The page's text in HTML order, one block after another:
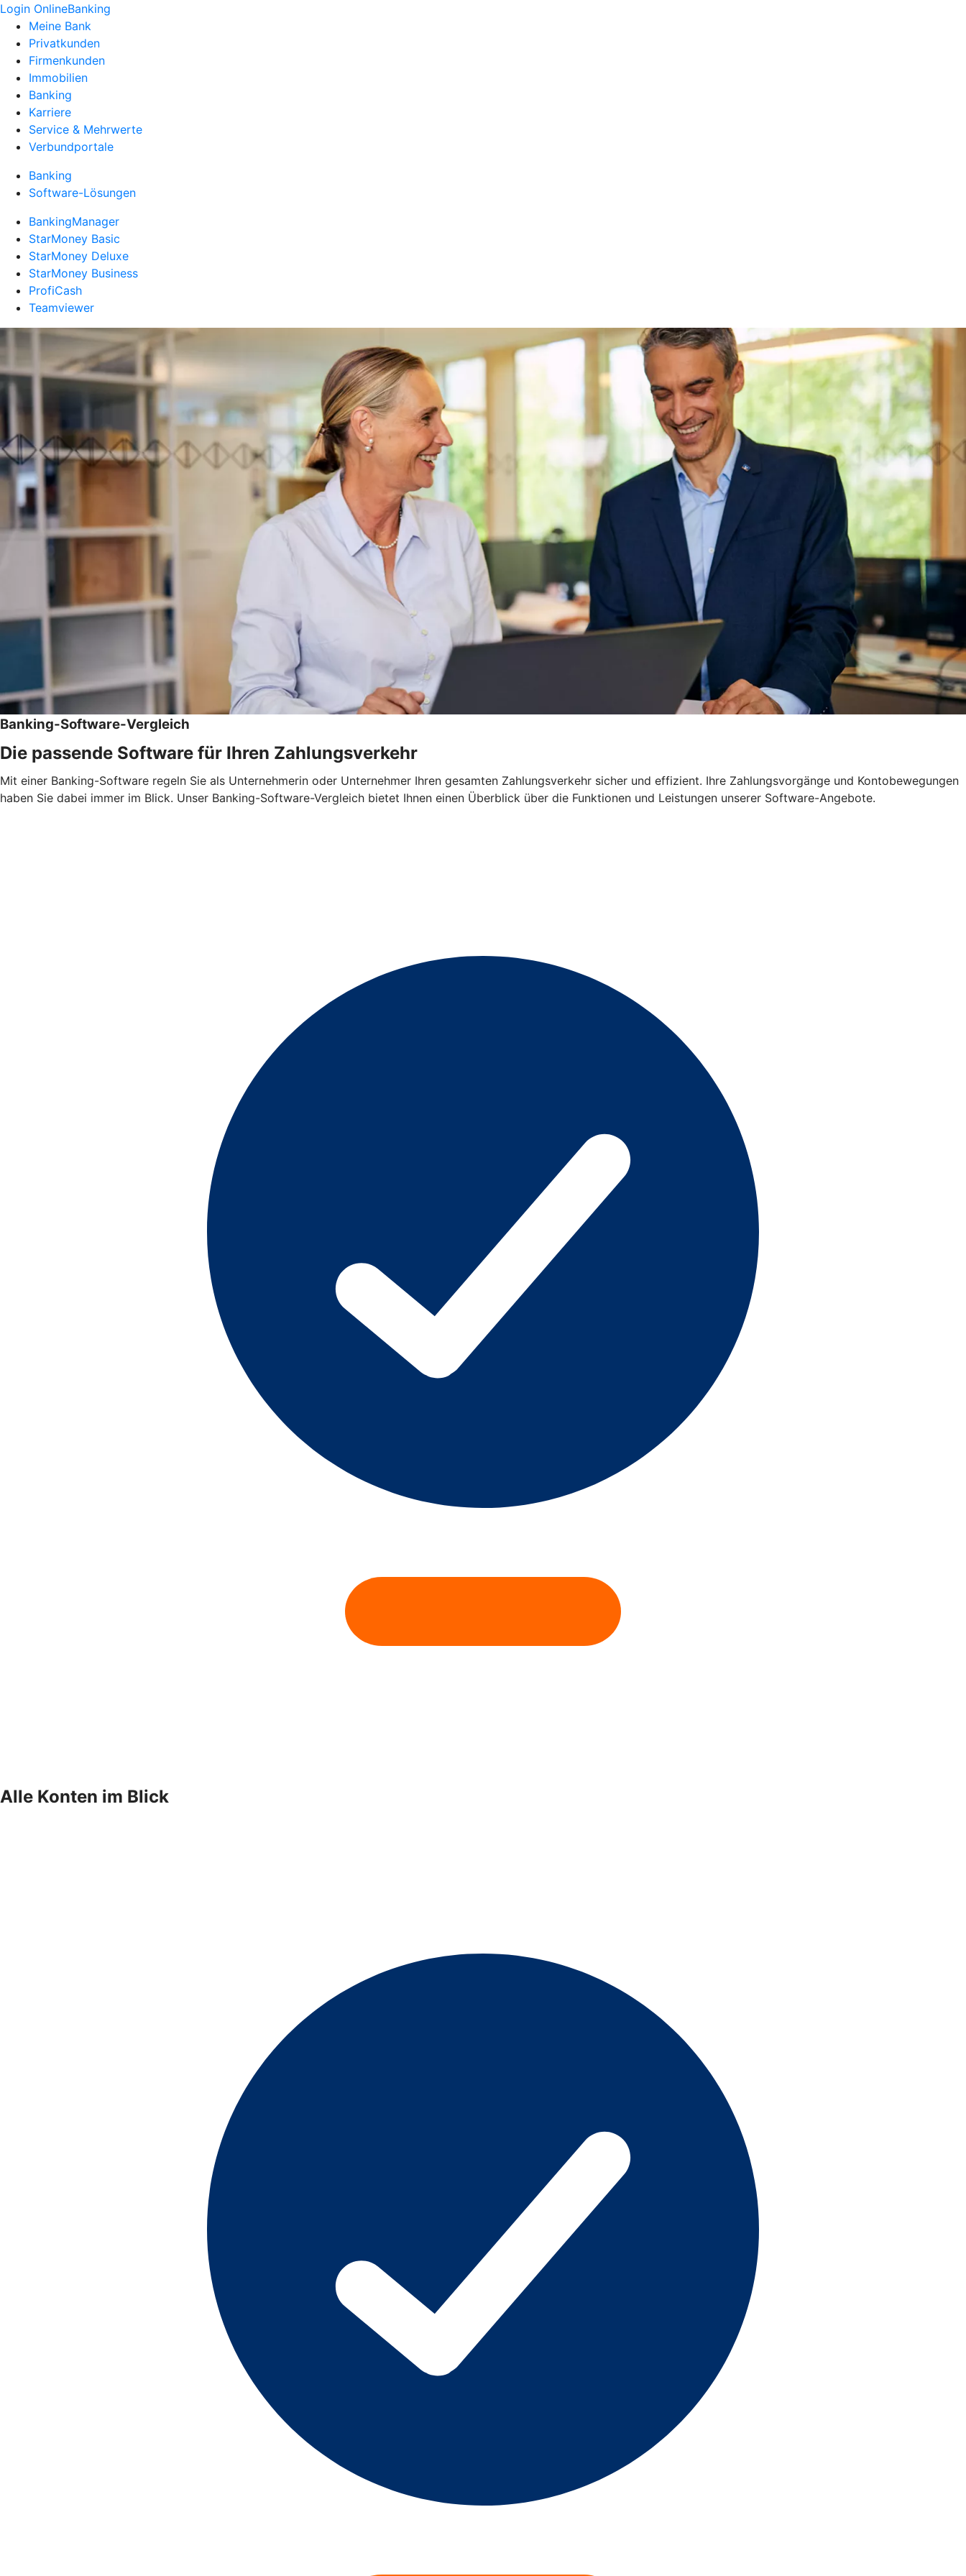
Login OnlineBanking
Meine Bank
Privatkunden
Firmenkunden
Immobilien
Banking
Karriere
Service & Mehrwerte
Verbundportale
Banking
Software-Lösungen
BankingManager
StarMoney Basic
StarMoney Deluxe
StarMoney Business
ProfiCash
Teamviewer
Banking-Software-Vergleich
Die passende Software für Ihren Zahlungsverkehr
Mit einer Banking-Software regeln Sie als Unternehmerin oder Unternehmer Ihren gesamten Zahlungsverkehr sicher und effizient. Ihre Zahlungsvorgänge und Kontobewegungen
haben Sie dabei immer im Blick. Unser Banking-Software-Vergleich bietet Ihnen einen Überblick über die Funktionen und Leistungen unserer Software-Angebote.
Alle Konten im Blick